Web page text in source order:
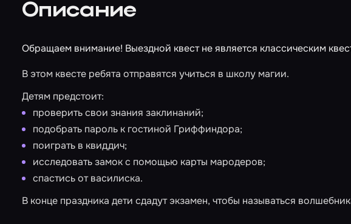
Описание
Обращаем внимание! Выездной квест не является классическим
В этом квесте ребята отправятся учиться в школу магии.
Детям предстоит:
проверить свои знания заклинаний;
подобрать пароль к гостиной Гриффиндора;
поиграть в квиддич;
исследовать замок с помощью карты мародеров;
спастись от василиска.
В конце праздника дети сдадут экзамен, чтобы называться